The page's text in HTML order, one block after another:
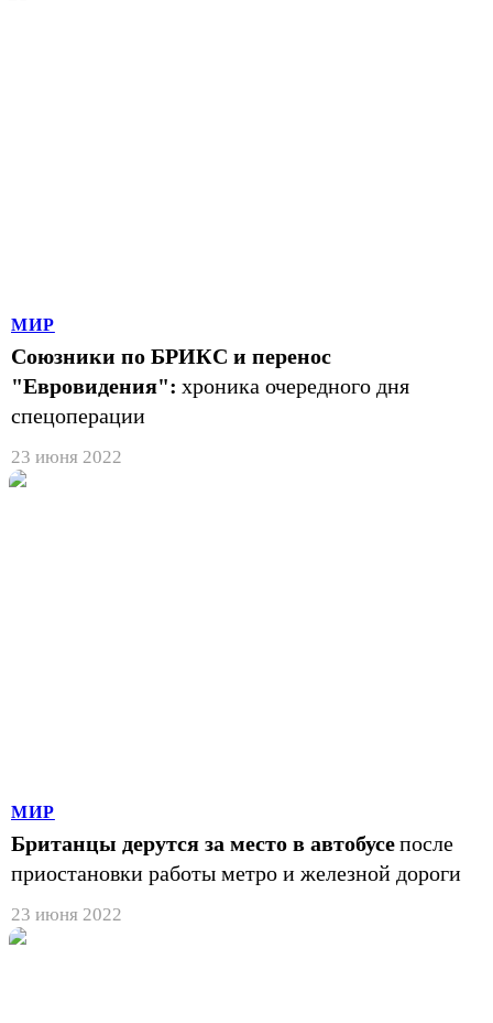
МИР
Союзники по БРИКС и перенос
"Евровидения": хроника очередного дня
спецоперации
23 июня 2022
МИР
Британцы дерутся за место в автобусепосле
приостановки работы метро и железной дороги
23 июня 2022